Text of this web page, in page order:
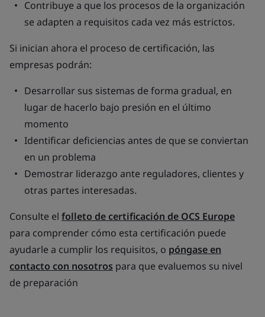
Contribuye a que los procesos de la organización
se adapten a requisitos cada vez más estrictos.
Si inician ahora el proceso de certificación, las
empresas podrán:
Desarrollar sus sistemas de forma gradual, en
lugar de hacerlo bajo presión en el último
momento
Identificar deficiencias antes de que se conviertan
en un problema
Demostrar liderazgo ante reguladores, clientes y
otras partes interesadas.
Consulte el folleto de certificación de OCS Europe
para comprender cómo esta certificación puede
ayudarle a cumplir los requisitos, o póngase en
contacto con nosotros para que evaluemos su nivel
de preparación